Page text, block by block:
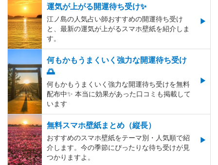
運気が上がる開運待ち受け✨
江ノ島の人気占い師おすすめの開運待ち受け
と、最新の運気が上がるスマホ壁紙を紹介しま
す。
何もかもうまくいく強力な開運待ち受け
🌅
何もかもうまくいく強力な開運待ち受けを無料
配布中✨️ 本当に効果があった口コミも掲載して
います
無料スマホ壁紙まとめ（縦長）
おすすめのスマホ壁紙をテーマ別・人気順で紹
介します。今の季節にぴったりな待ち受けが見
つかりますよ。